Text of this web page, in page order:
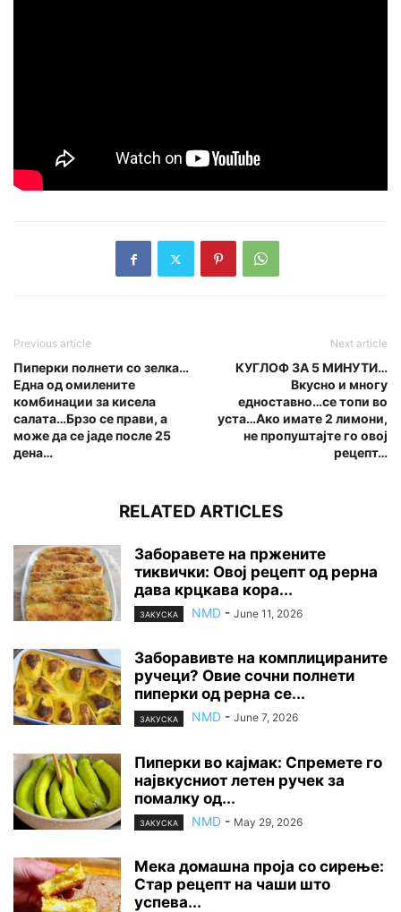
Previous article
Пиперки полнети со зелка…
Една од омилените
комбинации за кисела
салата…Брзо се прави, а
може да се јаде после 25
дена…
Next article
КУГЛОФ ЗА 5 МИНУТИ…
Вкусно и многу
едноставно…се топи во
уста…Ако имате 2 лимони,
не пропуштајте го овој
рецепт…
RELATED ARTICLES
Заборавете на пржените
тиквички: Овој рецепт од рерна
дава крцкава кора...
ЗАКУСКА NMD - June 11, 2026
Заборавивте на комплицираните
ручеци? Овие сочни полнети
пиперки од рерна се...
ЗАКУСКА NMD - June 7, 2026
Пиперки во кајмак: Спремете го
највкусниот летен ручек за
помалку од...
ЗАКУСКА NMD - May 29, 2026
Мека домашна проја со сирење:
Стар рецепт на чаши што
успева...